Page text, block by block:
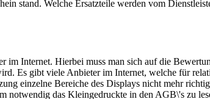
stand. Welche Ersatzteile werden vom
im Internet. Hierbei muss man sich auf die
Es gibt viele Anbieter im Internet, welche für
einzelne Bereiche des Displays nicht mehr
das Kleingedruckte in den AGB\'s zu